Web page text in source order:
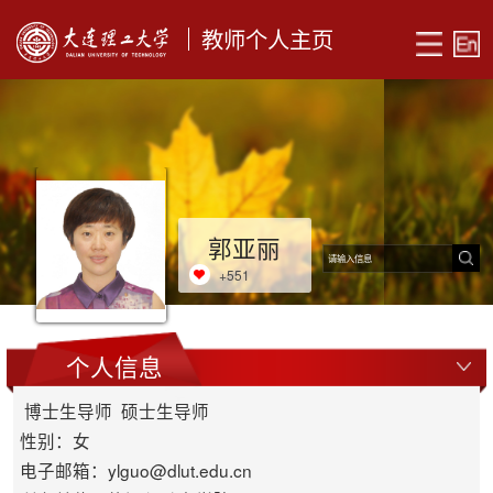
教师个人主页
郭亚丽
+551
个人信息
博士生导师 硕士生导师
性别：女
电子邮箱： ylguo@dlut.edu.cn